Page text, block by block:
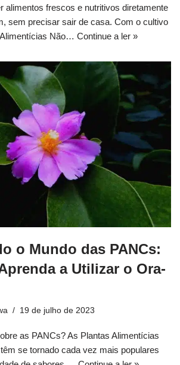
alimentos frescos e nutritivos diretamente
sem precisar sair de casa. Com o cultivo
Não… Continue a ler »
o Mundo das PANCs:
a Utilizar o Ora-
19 de julho de 2023
as PANCs? As Plantas Alimentícias
se tornado cada vez mais populares